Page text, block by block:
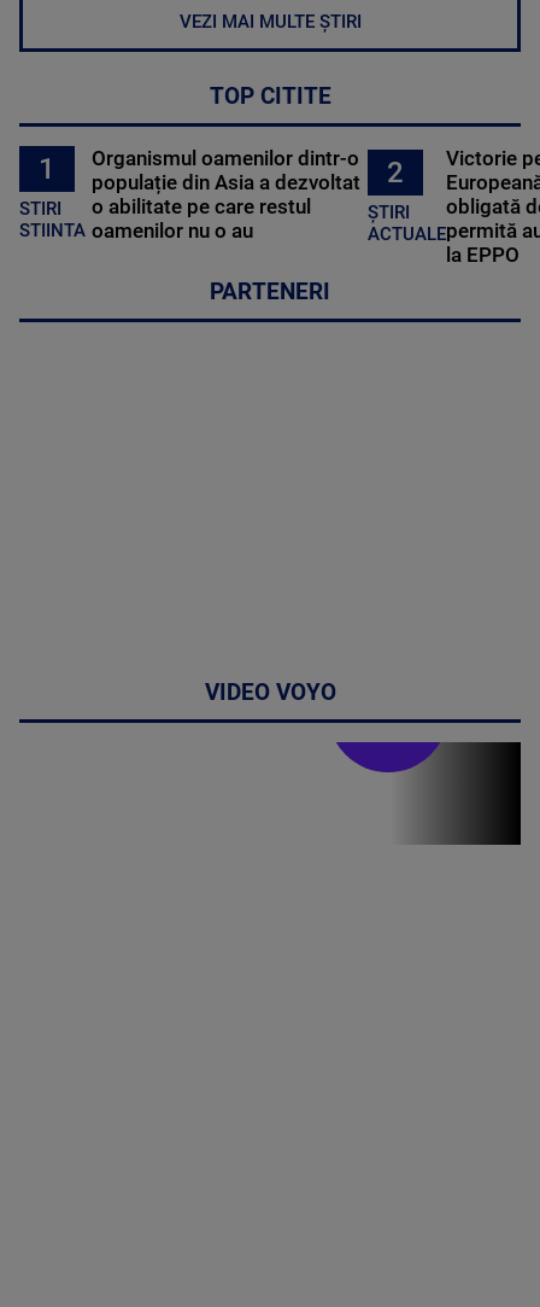
VEZI MAI MULTE ȘTIRI
TOP CITITE
1
STIRI
STIINTA
Organismul oamenilor dintr-o
populație din Asia a dezvoltat
o abilitate pe care restul
oamenilor nu o au
2
ȘTIRI
ACTUALE
Victorie
obligată
permită
la EPPO
PARTENERI
VIDEO VOYO